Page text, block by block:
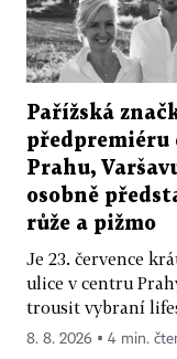
Pařížská
předpremiéru
Prahu,
osobně
růže a pižmo
Je 23. července
ulice v centru
trousit vybraní
8. 8. 2026 ▪ 4 min.